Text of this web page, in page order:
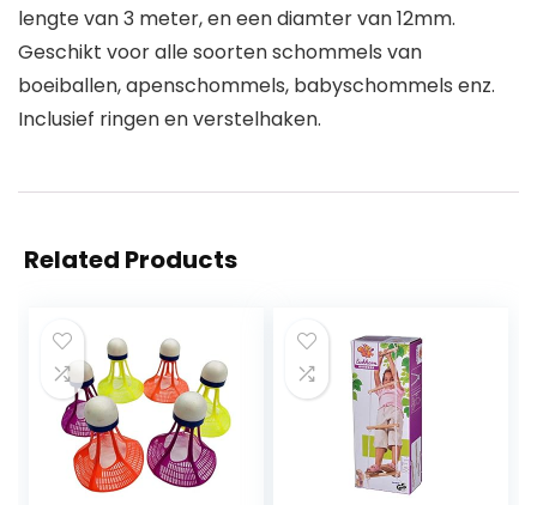
lengte van 3 meter, en een diamter van 12mm.
Geschikt voor alle soorten schommels van
boeiballen, apenschommels, babyschommels enz.
Inclusief ringen en verstelhaken.
Related Products